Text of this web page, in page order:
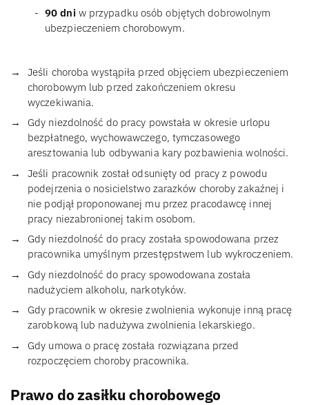
90 dniw przypadku osób objętych dobrowolnym
ubezpieczeniem chorobowym.
Jeśli choroba wystąpiła przed objęciem ubezpieczeniem
chorobowym lub przed zakończeniem okresu
wyczekiwania.
Gdy niezdolność do pracy powstała w okresie urlopu
bezpłatnego, wychowawczego, tymczasowego
aresztowania lub odbywania kary pozbawienia wolności.
Jeśli pracownik został odsunięty od pracy z powodu
podejrzenia o nosicielstwo zarazków choroby zakaźnej i
nie podjął proponowanej mu przez pracodawcę innej
pracy niezabronionej takim osobom.
Gdy niezdolność do pracy została spowodowana przez
pracownika umyślnym przestępstwem lub wykroczeniem.
Gdy niezdolność do pracy spowodowana została
nadużyciem alkoholu, narkotyków.
Gdy pracownik w okresie zwolnienia wykonuje inną pracę
zarobkową lub nadużywa zwolnienia lekarskiego.
Gdy umowa o pracę została rozwiązana przed
rozpoczęciem choroby pracownika.
Prawo do zasiłku chorobowego